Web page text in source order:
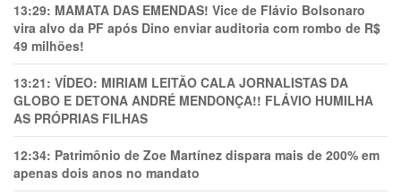
13:29: MAMATA DAS EMENDAS! Vice de Flávio Bolsonaro
vira alvo da PF após Dino enviar auditoria com rombo de R$
49 milhões!
13:21: VÍDEO: MIRIAM LEITÃO CALA JORNALISTAS DA
GLOBO E DETONA ANDRÉ MENDONÇA!! FLÁVIO HUMILHA
AS PRÓPRIAS FILHAS
12:34: Patrimônio de Zoe Martínez dispara mais de 200% em
apenas dois anos no mandato